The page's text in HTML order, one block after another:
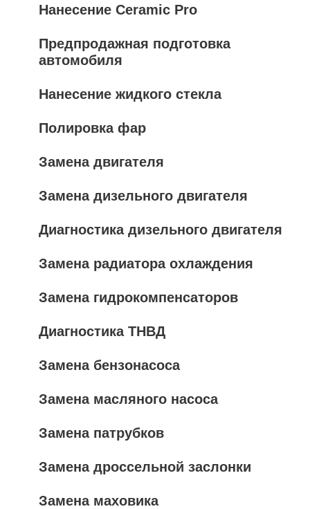
Нанесение Ceramic Pro
Предпродажная подготовка
автомобиля
Нанесение жидкого стекла
Полировка фар
Замена двигателя
Замена дизельного двигателя
Диагностика дизельного двигателя
Замена радиатора охлаждения
Замена гидрокомпенсаторов
Диагностика ТНВД
Замена бензонасоса
Замена масляного насоса
Замена патрубков
Замена дроссельной заслонки
Замена маховика